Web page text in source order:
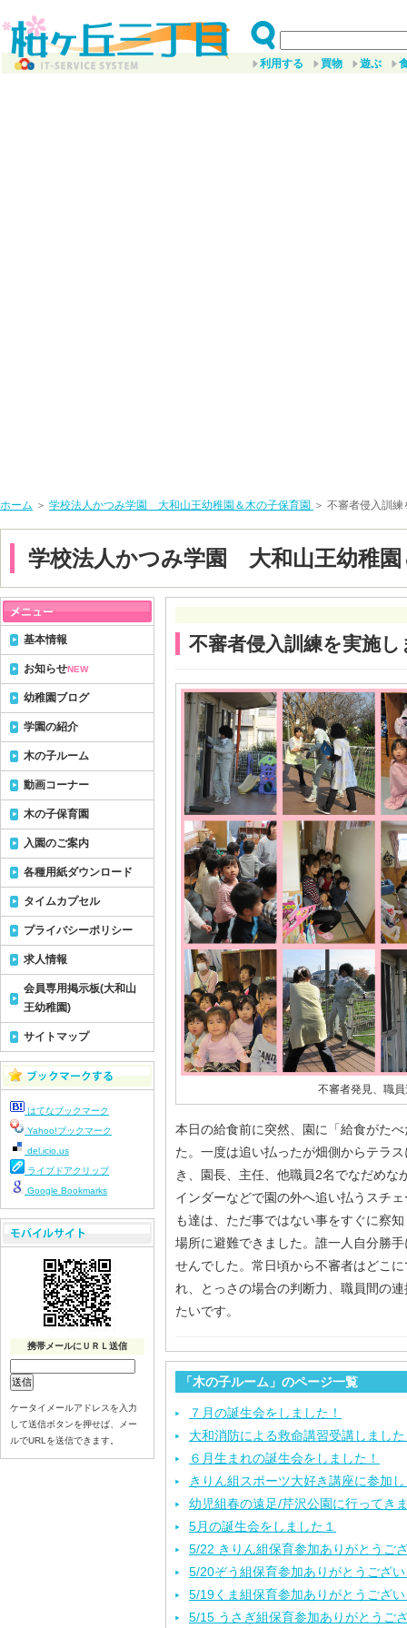
利用する 買物 遊ぶ
ホーム ＞ 学校法人かつみ学園 大和山王幼稚園＆木の子保育園 ＞ 不審者侵入訓
学校法人かつみ学園 大和山王幼稚園
不審者侵入訓練を実施
不審者発見、職
本日の給食前に突然、園に「給食がた
た。一度は追い払ったが畑側からテラ
き、園長、主任、他職員2名でなだめな
インダーなどで園の外へ追い払うスチ
も達は、ただ事ではない事をすぐに察
場所に避難できました。誰一人自分勝
せんでした。常日頃から不審者はどこ
れ、とっさの場合の判断力、職員間の
たいです。
「木の子ルーム」のページ一覧
７月の誕生会をしました！
大和消防による救命講習受講しまし
６月生まれの誕生会をしました！
きりん組スポーツ大好き講座に参加
幼児組春の遠足/芹沢公園に行ってき
5月の誕生会をしました１
5/22 きりん組保育参加ありがとうご
5/20ぞう組保育参加ありがとうござ
5/19くま組保育参加ありがとうござ
5/15 うさぎ組保育参加ありがとうご
基本情報
お知らせNEW
幼稚園ブログ
学園の紹介
木の子ルーム
動画コーナー
木の子保育園
入園のご案内
各種用紙ダウンロード
タイムカプセル
プライバシーポリシー
求人情報
会員専用掲示板(大和山
王幼稚園)
サイトマップ
はてなブックマーク
Yahoo!ブックマーク
del.icio.us
ライブドアクリップ
Google Bookmarks
携帯メールにＵＲＬ送信
ケータイメールアドレスを入力
して送信ボタンを押せば、メー
ルでURLを送信できます。